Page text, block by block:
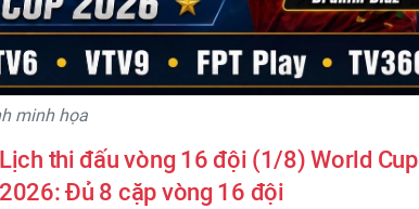
minh họa
Lịch thi đấu vòng 16 đội (1/8) World Cup
2026: Đủ 8 cặp vòng 16 đội